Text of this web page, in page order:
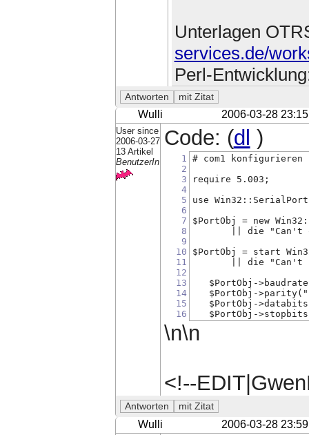
Unterlagen
services.de/
Perl-
Wulli 2006-03-28 23:15
User since
2006-03-27
13 Artikel
BenutzerIn
Code: (dl )
1
2
3
4
5
6
7
8
9
10
11
12
13
14
15
16
# com1 konfigurieren
require 5.003;
use
$PortObj = new
|| die "Can't
$PortObj = start
|| die "Can't
$PortObj-
$PortObj-
$PortObj-
$PortObj-
\n\n
<!--
Wulli 2006-03-28 23:59